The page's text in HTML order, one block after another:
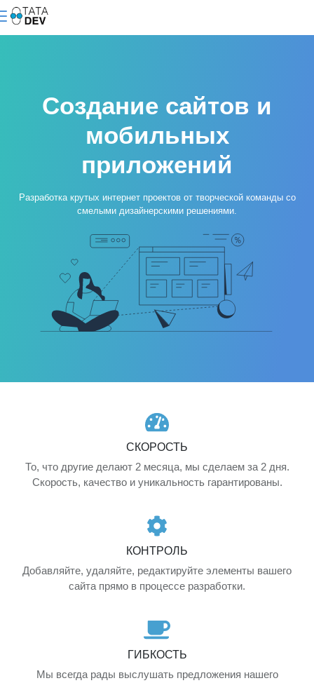
Создание сайтов и
мобильных
приложений
Разработка крутых интернет проектов от творческой команды со
смелыми дизайнерскими решениями.
СКОРОСТЬ
То, что другие делают 2 месяца, мы cделаем за 2 дня.
Скорость, качество и уникальность гарантированы.
КОНТРОЛЬ
Добавляйте, удаляйте, редактируйте элементы вашего
сайта прямо в процессе разработки.
ГИБКОСТЬ
Мы всегда рады выслушать предложения нашего